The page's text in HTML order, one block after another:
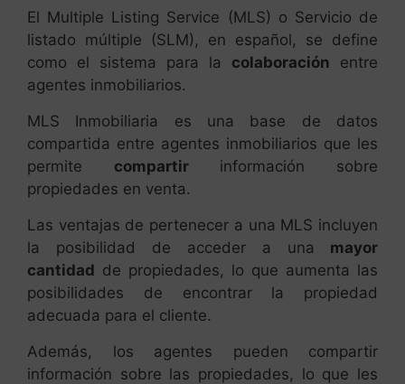
El Multiple Listing Service (MLS) o Servicio de
listado múltiple (SLM), en español, se define
como el sistema para la colaboración entre
agentes inmobiliarios.
MLS Inmobiliaria es una base de datos
compartida entre agentes inmobiliarios que les
permite compartirinformación sobre
propiedades en venta.
Las ventajas de pertenecer a una MLS incluyen
la posibilidad de acceder a una mayor
cantidad de propiedades, lo que aumenta las
posibilidades de encontrar la propiedad
adecuada para el cliente.
Además, los agentes pueden compartir
información sobre las propiedades, lo que les